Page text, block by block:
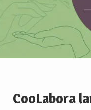
CooLabora